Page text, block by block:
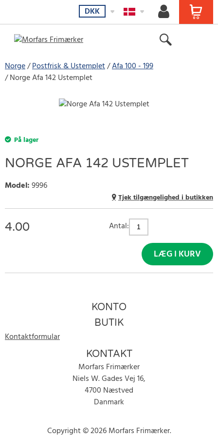
DKK
Norge Postfrisk & Ustemplet Afa 100 - 199
Norge Afa 142 Ustemplet
På lager
NORGE AFA 142 USTEMPLET
Model:9996
Tjek tilgængelighed i butikken
4.00 Antal:
LÆG I KURV
KONTO
BUTIK
Kontaktformular
KONTAKT
Morfars Frimærker
Niels W. Gades Vej 16,
4700 Næstved
Danmark
Copyright © 2026 Morfars Frimærker.